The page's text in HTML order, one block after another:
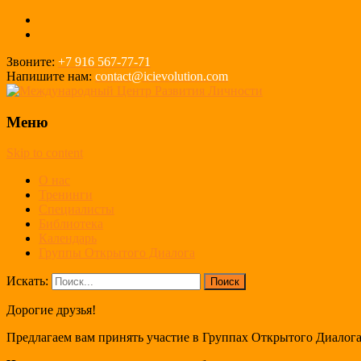
Звоните: +7 916 567-77-71
Напишите нам: contact@icievolution.com
Меню
Skip to content
О нас
Тренинги
Cпециалисты
Библиотека
Календарь
Группы Открытого Диалога
Искать:
Дорогие друзья!
Предлагаем вам принять участие в Группах Открытого